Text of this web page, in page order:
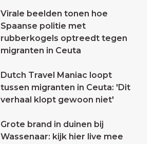
Virale beelden tonen hoe
Spaanse politie met
rubberkogels optreedt tegen
migranten in Ceuta
Dutch Travel Maniac loopt
tussen migranten in Ceuta: 'Dit
verhaal klopt gewoon niet'
Grote brand in duinen bij
Wassenaar: kijk hier live mee